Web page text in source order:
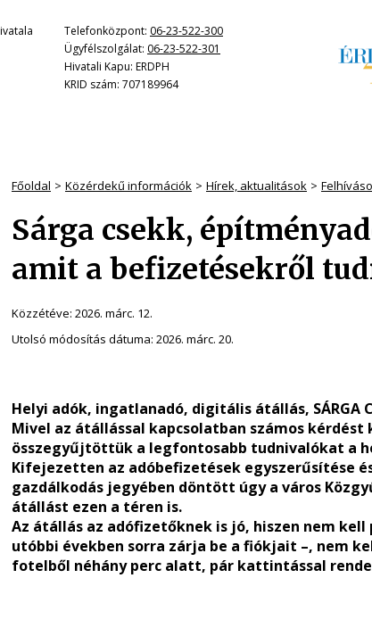
Telefonközpont: 06-23-522-300
Ügyfélszolgálat: 06-23-522-301
Hivatali Kapu: ERDPH
KRID szám: 707189964
Főoldal Közérdekű információk Hírek, aktualitások
Sárga csekk,
amit a befizetésekről
Közzétéve: 2026. márc. 12.
Utolsó módosítás dátuma: 2026. márc. 20.
Helyi adók, ingatlanadó, digitális átállás, SÁRGA
Mivel az átállással kapcsolatban számos
összegyűjtöttük a legfontosabb tudnivalókat a
Kifejezetten az adóbefizetések egyszerűsítése
gazdálkodás jegyében döntött úgy a város
átállást ezen a téren is.
Az átállás az adófizetőknek is jó, hiszen nem
utóbbi években sorra zárja be a fiókjait –, nem
fotelből néhány perc alatt, pár kattintással